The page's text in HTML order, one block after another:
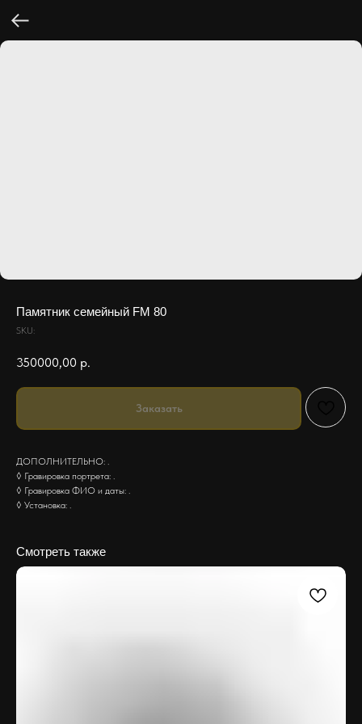
Памятник семейный FM 80
SKU:
350000,00 р.
Заказать
ДОПОЛНИТЕЛЬНО: .
◊ Гравировка портрета: .
◊ Гравировка ФИО и даты: .
◊ Установка: .
Смотреть также